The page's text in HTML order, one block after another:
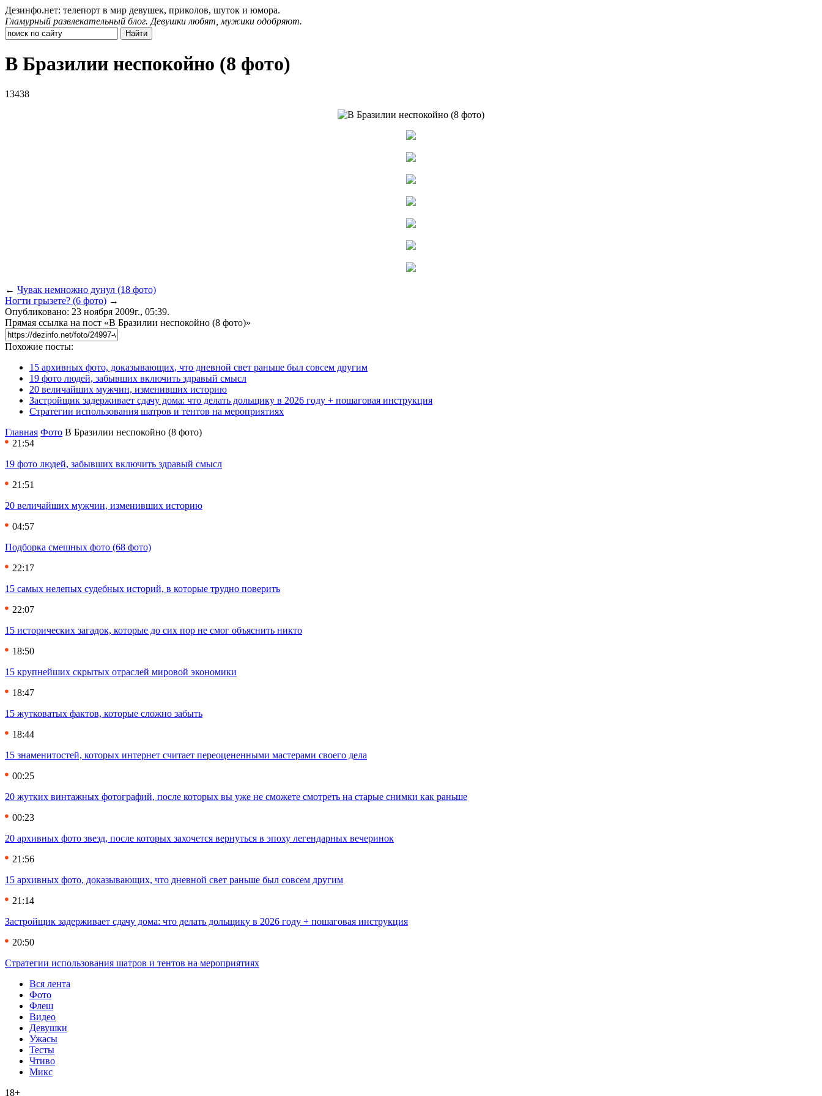
Дезинфо.нет: телепорт в мир девушек, приколов, шуток и юмора.
Гламурный развлекательный блог. Девушки любят, мужики одобряют.
В Бразилии неспокойно (8 фото)
13438
← Чувак немножно дунул (18 фото)
Ногти грызете? (6 фото) →
Опубликовано: 23 ноября 2009г., 05:39.
Прямая ссылка на пост «В Бразилии неспокойно (8 фото)»
Похожие посты:
15 архивных фото, доказывающих, что дневной свет раньше был совсем другим
19 фото людей, забывших включить здравый смысл
20 величайших мужчин, изменивших историю
Застройщик задерживает сдачу дома: что делать дольщику в 2026 году + пошаговая инструкция
Стратегии использования шатров и тентов на мероприятиях
Главная Фото В Бразилии неспокойно (8 фото)
21:54
19 фото людей, забывших включить здравый смысл
21:51
20 величайших мужчин, изменивших историю
04:57
Подборка смешных фото (68 фото)
22:17
15 самых нелепых судебных историй, в которые трудно поверить
22:07
15 исторических загадок, которые до сих пор не смог объяснить никто
18:50
15 крупнейших скрытых отраслей мировой экономики
18:47
15 жутковатых фактов, которые сложно забыть
18:44
15 знаменитостей, которых интернет считает переоцененными мастерами своего дела
00:25
20 жутких винтажных фотографий, после которых вы уже не сможете смотреть на старые снимки как раньше
00:23
20 архивных фото звезд, после которых захочется вернуться в эпоху легендарных вечеринок
21:56
15 архивных фото, доказывающих, что дневной свет раньше был совсем другим
21:14
Застройщик задерживает сдачу дома: что делать дольщику в 2026 году + пошаговая инструкция
20:50
Стратегии использования шатров и тентов на мероприятиях
Вся лента
Фото
Флеш
Видео
Девушки
Ужасы
Тесты
Чтиво
Микс
18+